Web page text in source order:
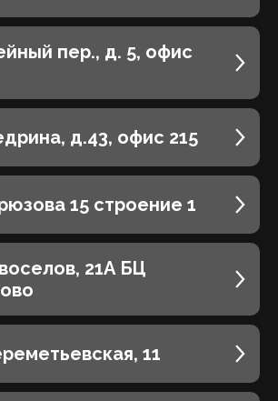
пер., д. 5, офис
д.43, офис 215
15 строение 1
21А БЦ
11